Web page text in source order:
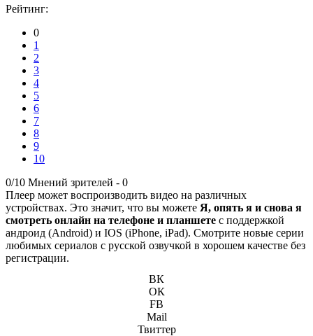
Рейтинг:
0
1
2
3
4
5
6
7
8
9
10
0/10 Мнений зрителей - 0
Плеер может воспроизводить видео на различных
устройствах. Это значит, что вы можете Я, опять я и снова я
смотреть онлайн на телефоне и планшете с поддержкой
андроид (Android) и IOS (iPhone, iPad). Смотрите новые серии
любимых сериалов с русской озвучкой в хорошем качестве без
регистрации.
ВК
ОК
FB
Mail
Твиттер